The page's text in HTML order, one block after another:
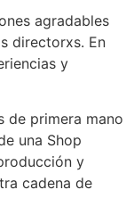
agradables
directorxs. En
y
de primera mano
una Shop
y
cadena de